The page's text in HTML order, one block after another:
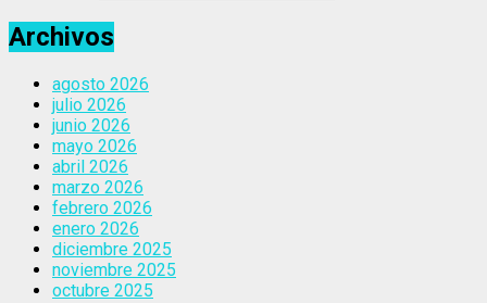
Archivos
agosto 2026
julio 2026
junio 2026
mayo 2026
abril 2026
marzo 2026
febrero 2026
enero 2026
diciembre 2025
noviembre 2025
octubre 2025